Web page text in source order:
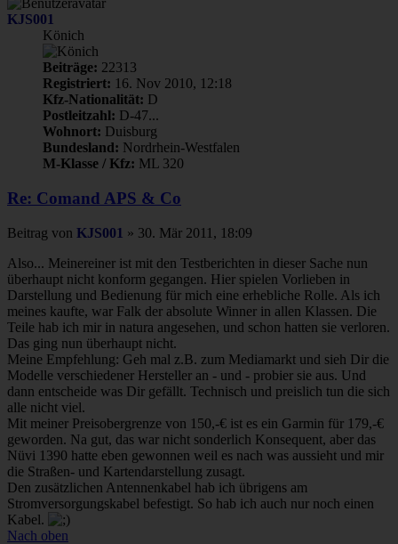
KJS001
Könich
Beiträge: 22313
Registriert: 16. Nov 2010, 12:18
Kfz-Nationalität: D
Postleitzahl: D-47...
Wohnort: Duisburg
Bundesland: Nordrhein-Westfalen
M-Klasse / Kfz: ML 320
Re: Comand APS & Co
Beitrag von KJS001 » 30. Mär 2011, 18:09
Also... Meinereiner ist mit den Testberichten in dieser Sache nun
überhaupt nicht konform gegangen. Hier spielen Vorlieben in
Darstellung und Bedienung für mich eine erhebliche Rolle. Als ich
meines kaufte, war Falk der absolute Winner in allen Klassen. Die
Teile hab ich mir in natura angesehen, und schon hatten sie verloren.
Das ging nun überhaupt nicht.
Meine Empfehlung: Geh mal z.B. zum Mediamarkt und sieh Dir die
Modelle verschiedener Hersteller an - und - probier sie aus. Und
dann entscheide was Dir gefällt. Technisch und preislich tun die sich
alle nicht viel.
Mit meiner Preisobergrenze von 150,-€ ist es ein Garmin für 179,-€
geworden. Na gut, das war nicht sonderlich Konsequent, aber das
Nüvi 1390 hatte eben gewonnen weil es nach was aussieht und mir
die Straßen- und Kartendarstellung zusagt.
Den zusätzlichen Antennenkabel hab ich übrigens am
Stromversorgungskabel befestigt. So hab ich auch nur noch einen
Kabel.
Nach oben